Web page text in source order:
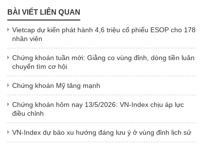
BÀI VIẾT LIÊN QUAN
Vietcap dự kiến phát hành 4,6 triệu cổ phiếu ESOP cho 178
nhân viên
Chứng khoán tuần mới: Giằng co vùng đỉnh, dòng tiền luân
chuyển tìm cơ hội
Chứng khoán Mỹ tăng mạnh
Chứng khoán hôm nay 13/5/2026: VN-Index chịu áp lực
điều chỉnh
VN-Index dự báo xu hướng đáng lưu ý ở vùng đỉnh lịch sử